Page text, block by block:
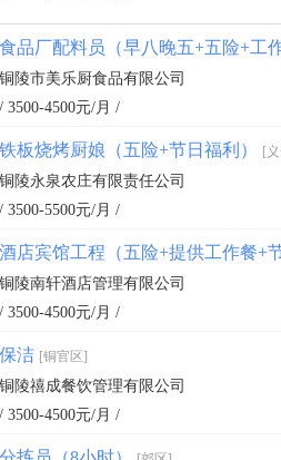
食品厂配料员（早八晚五+五险+工
铜陵市美乐厨食品有限公司
/ 3500-4500元/月 /
铁板烧烤厨娘（五险+节日福利） [
铜陵永泉农庄有限责任公司
/ 3500-5500元/月 /
酒店宾馆工程（五险+提供工作餐+
铜陵南轩酒店管理有限公司
/ 3500-4500元/月 /
保洁 [铜官区]
铜陵禧成餐饮管理有限公司
/ 3500-4500元/月 /